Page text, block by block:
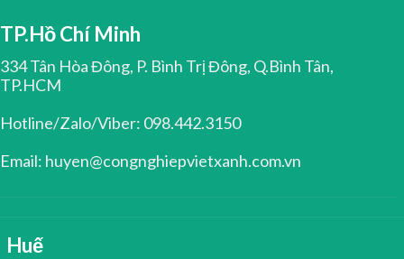
TP.Hồ Chí Minh
334 Tân Hòa Đông, P. Bình Trị Đông, Q.Bình Tân,
TP.HCM
Hotline/Zalo/Viber: 098.442.3150
Email: huyen@congnghiepvietxanh.com.vn
Huế